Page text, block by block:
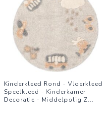
Kinderkleed Rond - Vloerkleed
Speelkleed - Kinderkamer
Decoratie - Middelpolig Z...